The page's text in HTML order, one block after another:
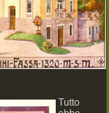
Tutto